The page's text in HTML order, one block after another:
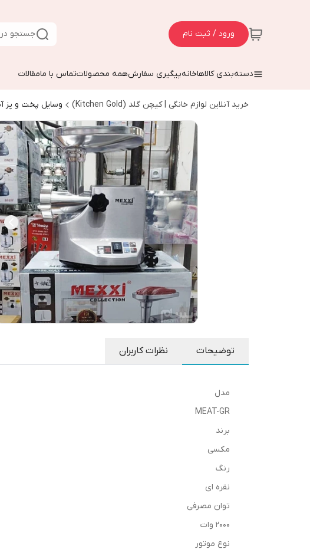
ورود / ثبت نام جستجو
دسته‌بندی کالاهاخانهپیگیری سفارشهمه محصولاتتماس با مامقالات
خرید آنلاین لوازم خانگی | کیچن گلد (Kitchen Gold) وسایل پخت و پز
توضیحات نظرات کاربران
مدل
MEAT-GR
برند
مکسی
رنگ
نقره ای
توان مصرفی
۲۰۰۰ وات
نوع موتور